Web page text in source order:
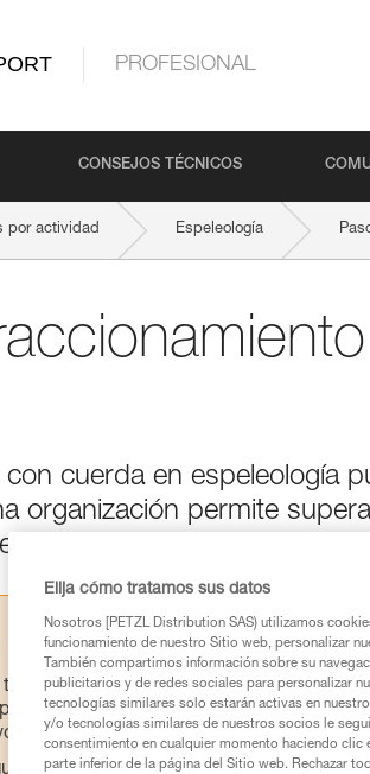
PROFESIONAL
CONSEJOS TÉCNICOS
por actividad Espeleología
cuerda en espeleología
organización permite
dedicar al resto de la
de los productos utilizados en
la información de la ficha técnica
Elija cómo tratamos sus datos
Nosotros [PETZL Distribution SAS) utilizamos
funcionamiento de nuestro Sitio web, personalizar
También compartimos información sobre su
publicitarios y de redes sociales para personalizar
tecnologías similares solo estarán activas en
y/o tecnologías similares de nuestros socios le
consentimiento en cualquier momento haciendo
parte inferior de la página del Sitio web. Rechazar